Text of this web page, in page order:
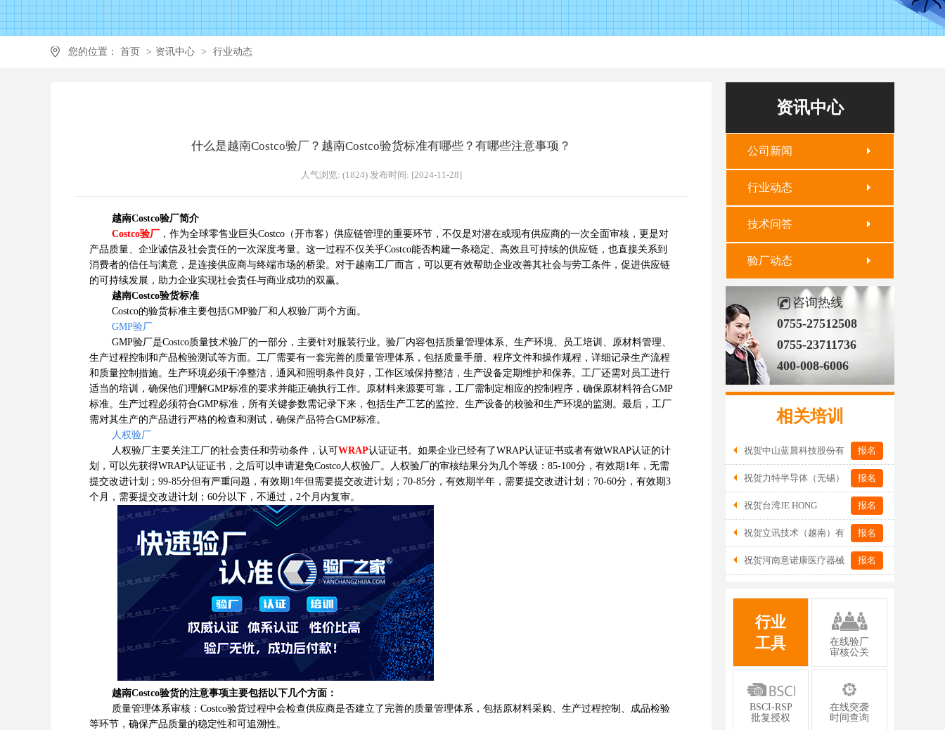
您的位置： 首页 > 资讯中心 > 行业动态
资讯中心
公司新闻
行业动态
技术问答
验厂动态
咨询热线
0755-27512508
0755-23711736
400-008-6006
相关培训
报名
祝贺中山蓝晨科技股份有
限公司2026年一次性成功通过BSCI验
报名
祝贺力特半导体（无锡）
有限公司2026年一次性成功通过RBA-
报名
祝贺台湾JE HONG
INTERNATIONAL TEXTILE CO., LTD
2026年一次性成功通过GRS认证
报名
祝贺立讯技术（越南）有
限公司2026年一次性成功通过RBA-VAP
报名
祝贺河南意诺康医疗器械
证
行业
工具
在线验厂
审核公关
BSCI-RSP
批复授权
在线突袭
时间查询
什么是越南Costco验厂？越南Costco验货标准有哪些？有哪些注意事项？
人气浏览: (1824) 发布时间: [2024-11-28]
越南Costco验厂简介
Costco验厂 ，作为全球零售业巨头Costco（开市客）供应链管理的重要环节，不仅是对潜在或现有供应商的一次全面审核，更是对
产品质量、企业诚信及社会责任的一次深度考量。这一过程不仅关乎Costco能否构建一条稳定、高效且可持续的供应链，也直接关系到
消费者的信任与满意，是连接供应商与终端市场的桥梁。对于越南工厂而言，可以更有效帮助企业改善其社会与劳工条件，促进供应链
的可持续发展，助力企业实现社会责任与商业成功的双赢。
越南Costco验货标准
‌Costco的验货标准主要包括GMP验厂和人权验厂两个方面。‌‌
GMP验厂
GMP验厂是Costco质量技术验厂的一部分，主要针对服装行业。验厂内容包括质量管理体系、生产环境、员工培训、原材料管理、
生产过程控制和产品检验测试等方面。工厂需要有一套完善的质量管理体系，包括质量手册、程序文件和操作规程，详细记录生产流程
和质量控制措施。生产环境必须干净整洁，通风和照明条件良好，工作区域保持整洁，生产设备定期维护和保养。工厂还需对员工进行
适当的培训，确保他们理解GMP标准的要求并能正确执行工作。原材料来源要可靠，工厂需制定相应的控制程序，确保原材料符合GMP
标准。生产过程必须符合GMP标准，所有关键参数需记录下来，包括生产工艺的监控、生产设备的校验和生产环境的监测。最后，工厂
需对其生产的产品进行严格的检查和测试，确保产品符合GMP标准。
人权验厂
人权验厂主要关注工厂的社会责任和劳动条件，认可WRAP认证证书。如果企业已经有了WRAP认证证书或者有做WRAP认证的计
划，可以先获得WRAP认证证书，之后可以申请避免Costco人权验厂。人权验厂的审核结果分为几个等级：85-100分，有效期1年，无需
提交改进计划；99-85分但有严重问题，有效期1年但需要提交改进计划；70-85分，有效期半年，需要提交改进计划；70-60分，有效期3
个月，需要提交改进计划；60分以下，不通过，2个月内复审。
‌越南Costco验货的注意事项主要包括以下几个方面‌：
‌质量管理体系审核‌：Costco验货过程中会检查供应商是否建立了完善的质量管理体系，包括原材料采购、生产过程控制、成品检验
等环节，确保产品质量的稳定性和可追溯性‌。